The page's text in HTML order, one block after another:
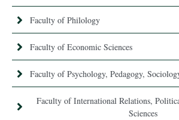
Faculty of Philology
Faculty of Economic Sciences
Faculty of Psychology, Pedagogy,
Faculty of International Relations,
Sciences